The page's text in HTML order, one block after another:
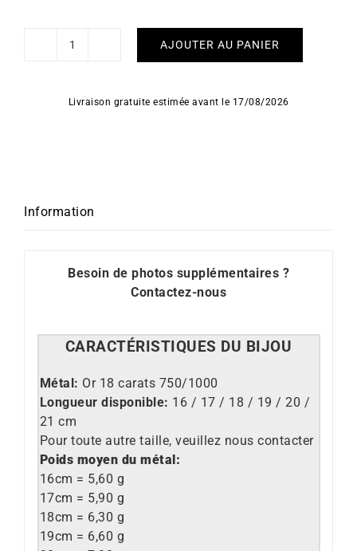
quantité
Jaseron
AJOUTER AU PANIER
Livraison gratuite estimée avant le 17/08/2026
Information
Besoin de photos supplémentaires ?
Contactez-nous
CARACTÉRISTIQUES DU BIJOU
Métal: Or 18 carats 750/1000
Longueur disponible: 16 / 17 / 18 / 19 / 20 /
21 cm
Pour toute autre taille, veuillez nous contacter
Poids moyen du métal:
16cm = 5,60 g
17cm = 5,90 g
18cm = 6,30 g
19cm = 6,60 g